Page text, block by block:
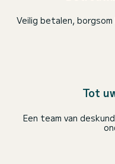
Veilig betalen,
Tot
Een team van